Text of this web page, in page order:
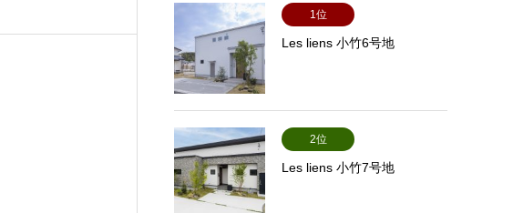
1位
Les liens 小竹6号地
2位
Les liens 小竹7号地